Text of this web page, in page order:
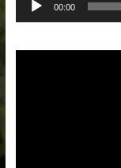
00:00